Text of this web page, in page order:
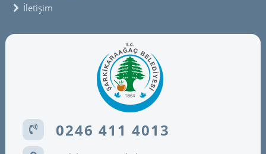
İletişim
0246 411 4013